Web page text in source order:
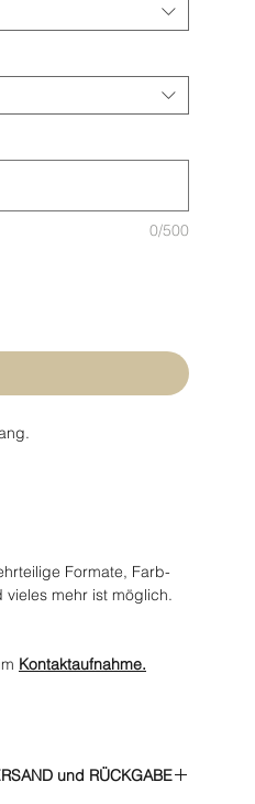
0/500
Formate, Farb-
mehr ist möglich.
Kontaktaufnahme.
und RÜCKGABE